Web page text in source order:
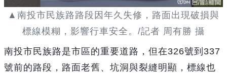
▲南投市民族路路段因年久失修，路面出現破損與
標線模糊，影響行車安全。/記者 周有勝 攝
南投市民族路是市區的重要道路，但在326號到337
號前的路段，路面老舊、坑洞與裂縫明顯，標線也